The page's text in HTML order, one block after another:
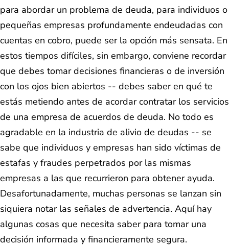
para abordar un problema de deuda, para individuos o
pequeñas empresas profundamente endeudadas con
cuentas en cobro, puede ser la opción más sensata. En
estos tiempos difíciles, sin embargo, conviene recordar
que debes tomar decisiones financieras o de inversión
con los ojos bien abiertos -- debes saber en qué te
estás metiendo antes de acordar contratar los servicios
de una empresa de acuerdos de deuda. No todo es
agradable en la industria de alivio de deudas -- se
sabe que individuos y empresas han sido víctimas de
estafas y fraudes perpetrados por las mismas
empresas a las que recurrieron para obtener ayuda.
Desafortunadamente, muchas personas se lanzan sin
siquiera notar las señales de advertencia. Aquí hay
algunas cosas que necesita saber para tomar una
decisión informada y financieramente segura.